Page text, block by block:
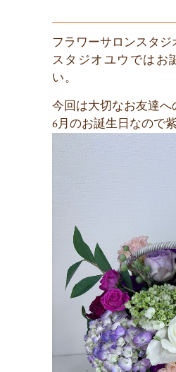
フラワーサロンスタジ
スタジオユウではお
い。
今回は大切なお友達
6月のお誕生日なので